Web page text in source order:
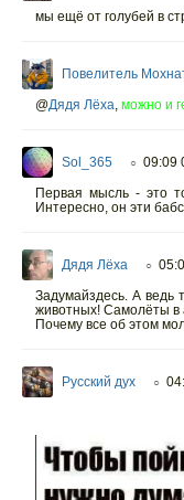
мы ещё от голубей в
Повелитель
@Дядя Лёха можно и
Sol_365 ○ 09:09
Первая мысль - это
Интересно, он эти
Дядя Лёха ○
Задумайздесь. А ведь
животных! Самолёты в
Почему все об этом
Русский дух ○